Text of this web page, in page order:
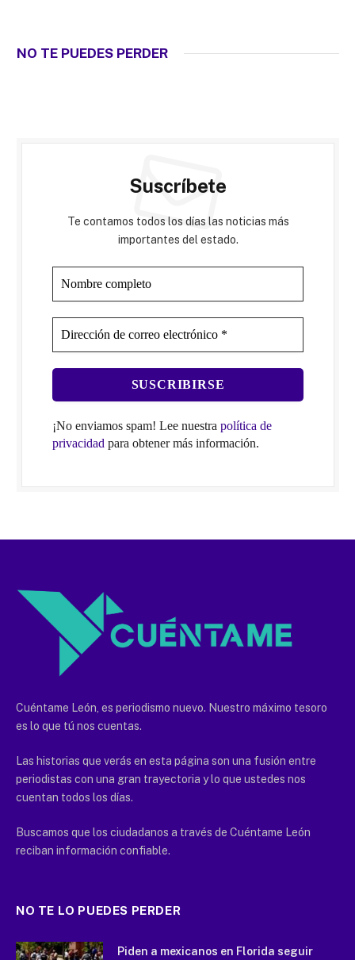
NO TE PUEDES PERDER
Suscríbete
Te contamos todos los días las noticias más
importantes del estado.
¡No enviamos spam! Lee nuestra política de
privacidad para obtener más información.
Cuéntame León, es periodismo nuevo. Nuestro máximo tesoro
es lo que tú nos cuentas.
Las historias que verás en esta página son una fusión entre
periodistas con una gran trayectoria y lo que ustedes nos
cuentan todos los días.
Buscamos que los ciudadanos a través de Cuéntame León
reciban información confiable.
NO TE LO PUEDES PERDER
Piden a mexicanos en Florida seguir